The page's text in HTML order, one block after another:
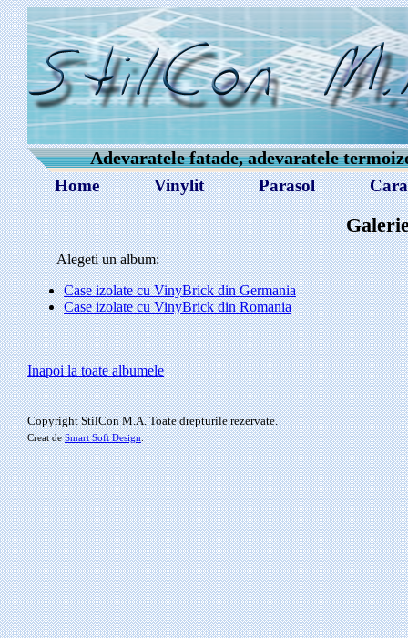
Adevaratele fatade, adevaratele
Home Vinylit Parasol
Alegeti un album:
Case izolate cu VinyBrick din Germania
Case izolate cu VinyBrick din Romania
Inapoi la toate albumele
Copyright StilCon M.A. Toate drepturile rezervate.
Creat deSmart Soft Design.